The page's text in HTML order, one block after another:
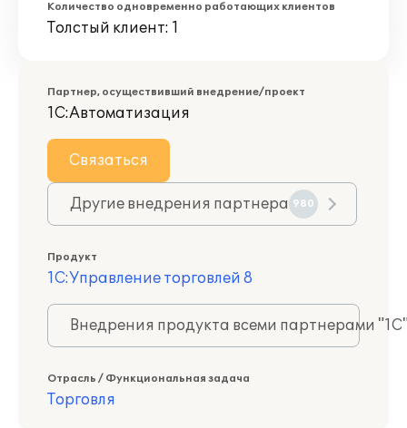
Количество одновременно работающих клиентов
Толстый клиент: 1
Партнер, осуществивший внедрение/проект
1С:Автоматизация
Связаться
Другие внедрения партнера 980
Продукт
1С:Управление торговлей 8
Внедрения продукта всеми партнерами
Отрасль / Функциональная задача
Торговля